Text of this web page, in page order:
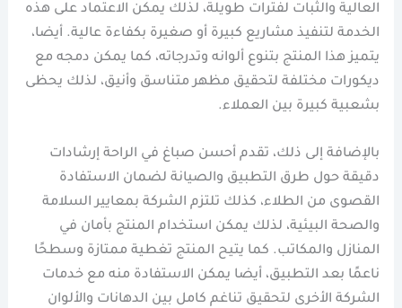
العالية والثبات لفترات طويلة، لذلك يمكن الاعتماد على هذه
الخدمة لتنفيذ مشاريع كبيرة أو صغيرة بكفاءة عالية. أيضا،
يتميز هذا المنتج بتنوع ألوانه وتدرجاته، كما يمكن دمجه مع
ديكورات مختلفة لتحقيق مظهر متناسق وأنيق، لذلك يحظى
بشعبية كبيرة بين العملاء.
بالإضافة إلى ذلك، تقدم أحسن صباغ في الراحة إرشادات
دقيقة حول طرق التطبيق والصيانة لضمان الاستفادة
القصوى من الطلاء، كذلك تلتزم الشركة بمعايير السلامة
والصحة البيئية، لذلك يمكن استخدام المنتج بأمان في
المنازل والمكاتب. كما يتيح المنتج تغطية ممتازة وسطحًا
ناعمًا بعد التطبيق، أيضا يمكن الاستفادة منه مع خدمات
الشركة الأخرى لتحقيق تناغم كامل بين الدهانات والألوان